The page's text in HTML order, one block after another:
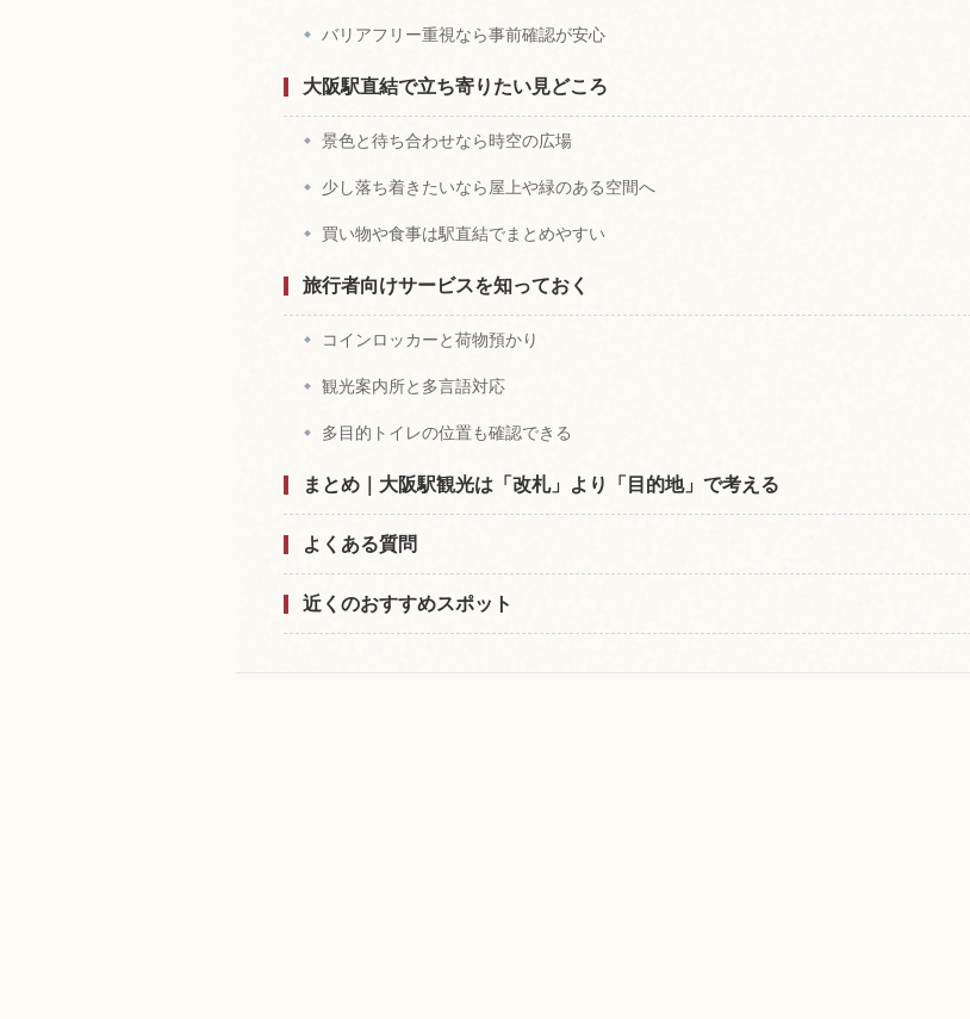
バリアフリー重視なら事前確認が安心
大阪駅直結で立ち寄りたい見どころ
景色と待ち合わせなら時空の広場
少し落ち着きたいなら屋上や緑のある空間へ
買い物や食事は駅直結でまとめやすい
旅行者向けサービスを知っておく
コインロッカーと荷物預かり
観光案内所と多言語対応
多目的トイレの位置も確認できる
まとめ｜大阪駅観光は「改札」より「目的地」で考える
よくある質問
近くのおすすめスポット